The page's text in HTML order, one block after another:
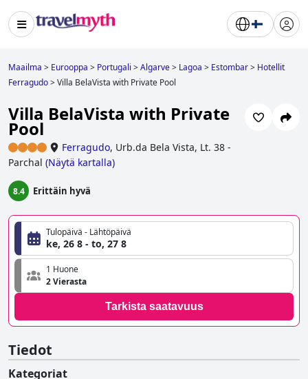
Maailma > Eurooppa > Portugali >Algarve> Lagoa > Estombar> Hotellit
Ferragudo>Villa BelaVista with Private Pool
Villa BelaVista with Private
Pool
Ferragudo, Urb.da Bela Vista, Lt. 38 -
Parchal (Näytä kartalla)
8.4 Erittäin hyvä
Tulopäivä - Lähtöpäivä
ke, 26 8 - to, 27 8
1 Huone
2 Vierasta
Tarkista saatavuus
Tiedot
Kategoriat